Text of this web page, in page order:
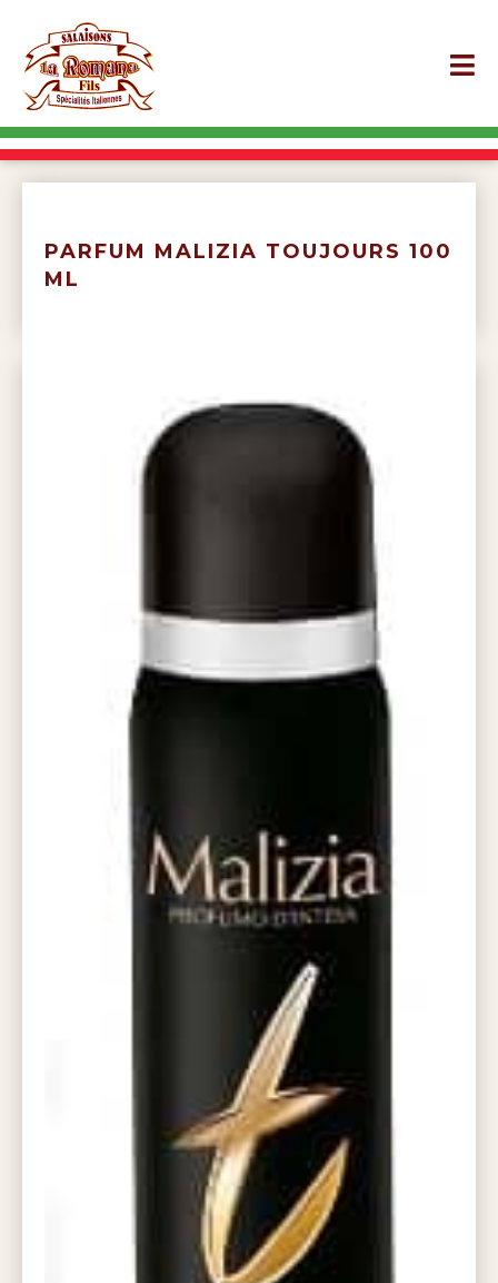
PARFUM MALIZIA TOUJOURS 100
ML